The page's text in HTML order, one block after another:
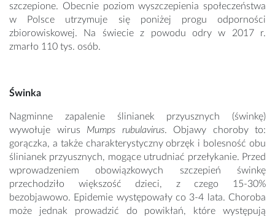
szczepione. Obecnie poziom wyszczepienia społeczeństwa
w Polsce utrzymuje się poniżej progu odporności
zbiorowiskowej. Na świecie z powodu odry w 2017 r.
zmarło 110 tys. osób.
Świnka
Nagminne zapalenie ślinianek przyusznych (świnkę)
wywołuje wirus Mumps rubulavirus. Objawy choroby to:
gorączka, a także charakterystyczny obrzęk i bolesność obu
ślinianek przyusznych, mogące utrudniać przełykanie. Przed
wprowadzeniem obowiązkowych szczepień świnkę
przechodziło większość dzieci, z czego 15-30%
bezobjawowo. Epidemie występowały co 3-4 lata. Choroba
może jednak prowadzić do powikłań, które występują